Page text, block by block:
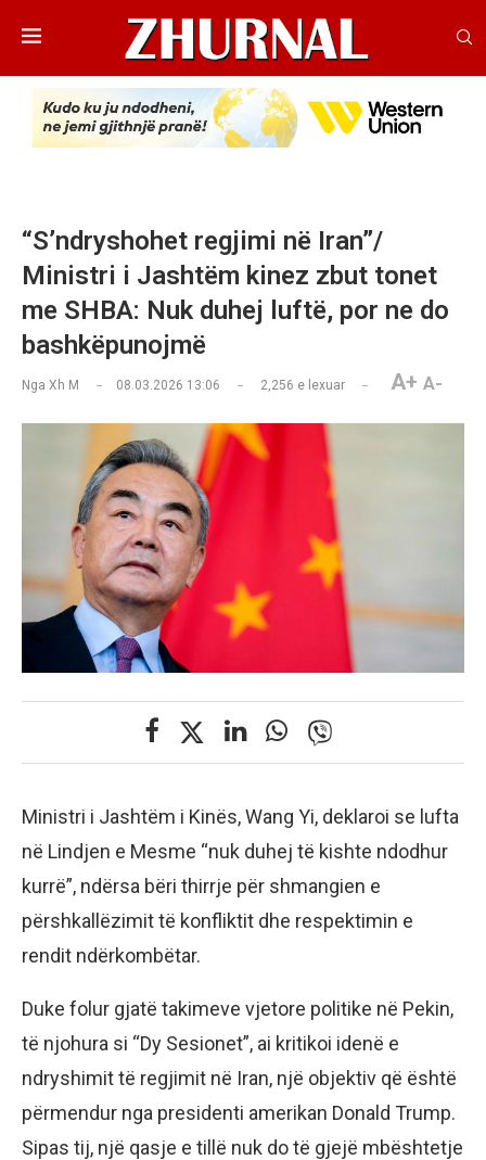
“S’ndryshohet regjimi në Iran”/
Ministri i Jashtëm kinez zbut tonet
me SHBA: Nuk duhej luftë, por ne do
bashkëpunojmë
Nga Xh M 08.03.2026 13:06 2,256 e lexuar A+ A-
Ministri i Jashtëm i Kinës, Wang Yi, deklaroi se lufta
në Lindjen e Mesme “nuk duhej të kishte ndodhur
kurrë”, ndërsa bëri thirrje për shmangien e
përshkallëzimit të konfliktit dhe respektimin e
rendit ndërkombëtar.
Duke folur gjatë takimeve vjetore politike në Pekin,
të njohura si “Dy Sesionet”, ai kritikoi idenë e
ndryshimit të regjimit në Iran, një objektiv që është
përmendur nga presidenti amerikan Donald Trump.
Sipas tij, një qasje e tillë nuk do të gjejë mbështetje